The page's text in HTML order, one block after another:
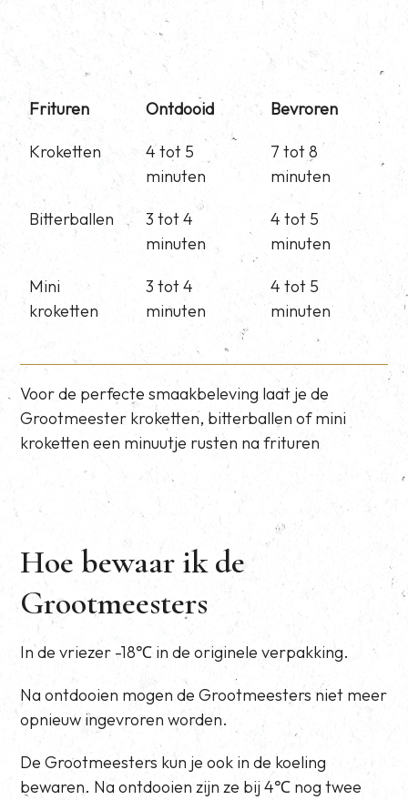
Frituren Ontdooid Bevroren
Kroketten
4 tot 5
minuten
7 tot 8
minuten
Bitterballen
3 tot 4
minuten
4 tot 5
minuten
Mini
kroketten
3 tot 4
minuten
4 tot 5
minuten
Voor de perfecte smaakbeleving laat je de
Grootmeester kroketten, bitterballen of mini
kroketten een minuutje rusten na frituren
Hoe bewaar ik de
Grootmeesters
In de vriezer -18℃ in de originele verpakking.
Na ontdooien mogen de Grootmeesters niet meer
opnieuw ingevroren worden.
De Grootmeesters kun je ook in de koeling
bewaren. Na ontdooien zijn ze bij 4℃ nog twee